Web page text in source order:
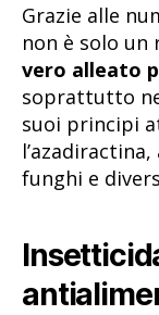
Grazie alle
non è solo
vero alleato
soprattutto
suoi principi
funghi e